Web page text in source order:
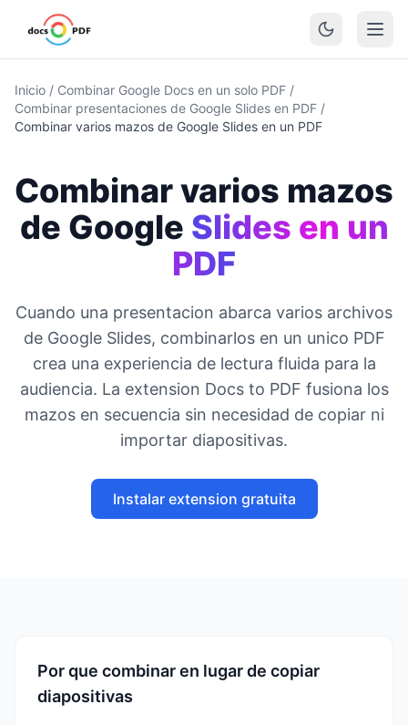
Inicio / Combinar Google Docs en un solo PDF /
Combinar presentaciones de Google Slides en PDF /
Combinar varios mazos de Google Slides en un PDF
Combinar varios mazos
de Google Slides en un
PDF
Cuando una presentacion abarca varios archivos
de Google Slides, combinarlos en un unico PDF
crea una experiencia de lectura fluida para la
audiencia. La extension Docs to PDF fusiona los
mazos en secuencia sin necesidad de copiar ni
importar diapositivas.
Instalar extension gratuita
Por que combinar en lugar de copiar
diapositivas